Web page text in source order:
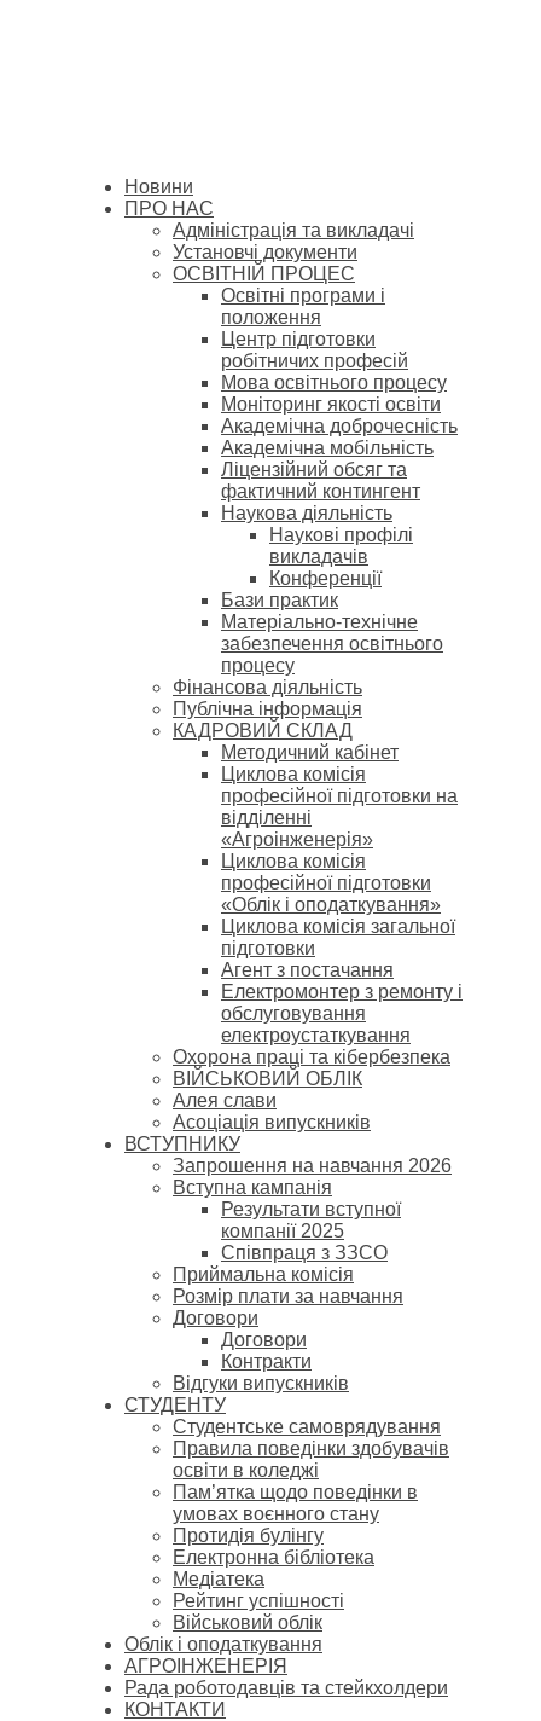
Новини
ПРО НАС
Адміністрація та викладачі
Установчі документи
ОСВІТНІЙ ПРОЦЕС
Освітні програми і
положення
Центр підготовки
робітничих професій
Мова освітнього процесу
Моніторинг якості освіти
Академічна доброчесність
Академічна мобільність
Ліцензійний обсяг та
фактичний контингент
Наукова діяльність
Наукові профілі
викладачів
Конференції
Бази практик
Матеріально-технічне
забезпечення освітнього
процесу
Фінансова діяльність
Публічна інформація
КАДРОВИЙ СКЛАД
Методичний кабінет
Циклова комісія
професійної підготовки на
відділенні
«Агроінженерія»
Циклова комісія
професійної підготовки
«Облік і оподаткування»
Циклова комісія загальної
підготовки
Агент з постачання
Електромонтер з ремонту і
обслуговування
електроустаткування
Охорона праці та кібербезпека
ВІЙСЬКОВИЙ ОБЛІК
Алея слави
Асоціація випускників
ВСТУПНИКУ
Запрошення на навчання 2026
Вступна кампанія
Результати вступної
компанії 2025
Співпраця з ЗЗСО
Приймальна комісія
Розмір плати за навчання
Договори
Договори
Контракти
Відгуки випускників
СТУДЕНТУ
Cтудентське самоврядування
Правила поведінки здобувачів
освіти в коледжі
Пам’ятка щодо поведінки в
умовах воєнного стану
Протидія булінгу
Електронна бібліотека
Медіатека
Рейтинг успішності
Військовий облік
Облік і оподаткування
АГРОІНЖЕНЕРІЯ
Рада роботодавців та стейкхолдери
КОНТАКТИ